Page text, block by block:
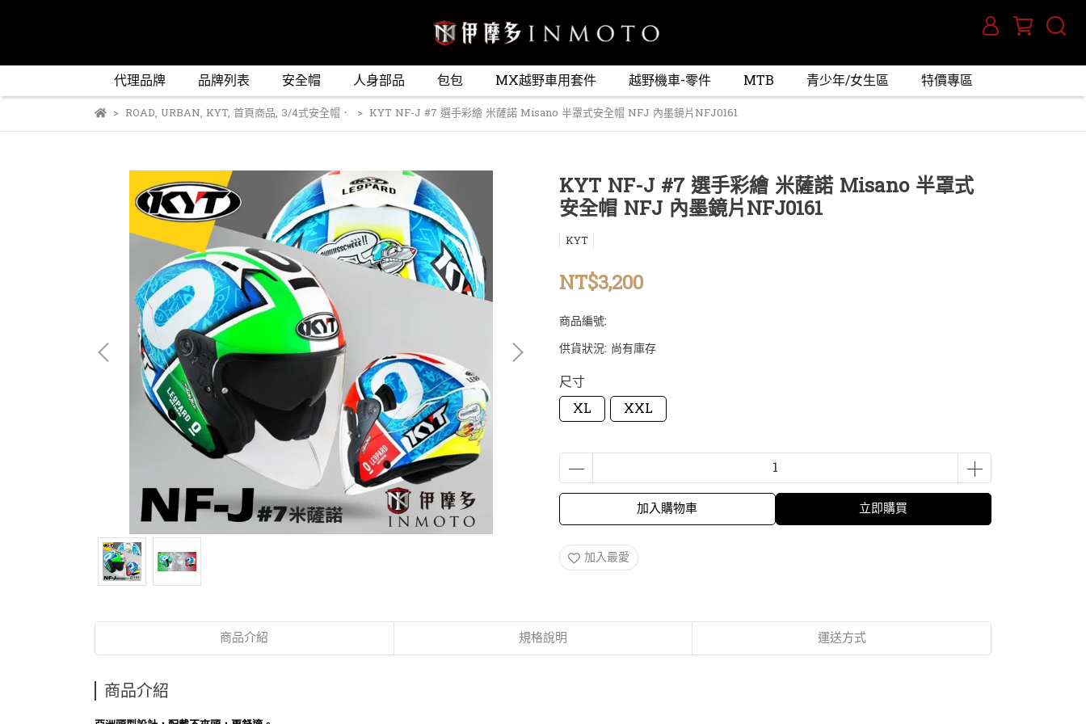
代理品牌 品牌列表 安全帽 人身部品 包包 MX越野車用套件 越野機車-零件 MTB 青少年/女生區 特價專區
ROAD, URBAN, KYT, 首頁商品, 3/4式安全帽． KYT NF-J #7 選手彩繪 米薩諾 Misano 半罩式安全帽 NFJ 內墨鏡片NFJ0161
KYT NF-J #7 選手彩繪 米薩諾 Misano 半罩式
安全帽 NFJ 內墨鏡片NFJ0161
KYT
NT$3,200
商品編號:
供貨狀況: 尚有庫存
尺寸
XL
XXL
加入購物車 立即購買
加入最愛
商品介紹 規格說明 運送方式
商品介紹